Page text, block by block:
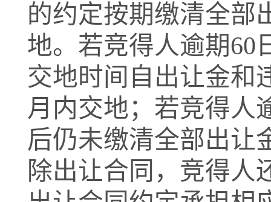
的约定按期缴清全部
地。若竞得人逾期60
交地时间自出让金和
月内交地；若竞得人
后仍未缴清全部出让
除出让合同，竞得人